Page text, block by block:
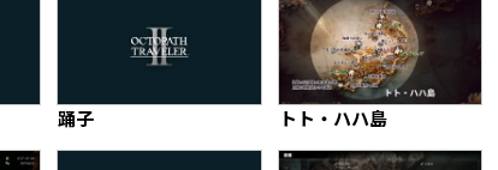
踊子 トト・ハハ島